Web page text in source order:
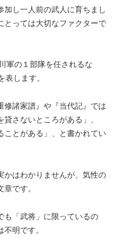
加し一人前の武人に育ちまし
とっては大切なファクターで
軍の１部隊を任されるな
表します。
修諸家譜』や『当代記』では
貸さないところがある」、
ことがある」、と書かれてい
かはわかりませんが、気性の
です。
も「武将」に限っているの
明です。